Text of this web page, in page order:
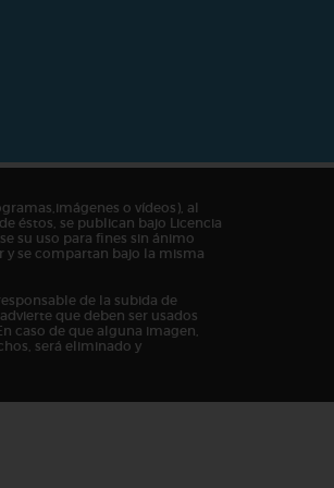
o vídeos), al
éstos, se publican bajo Licencia
su uso para fines sin ánimo
y se compartan bajo la misma
de la subida de
que deben ser usados
caso de que alguna imagen,
será eliminado y